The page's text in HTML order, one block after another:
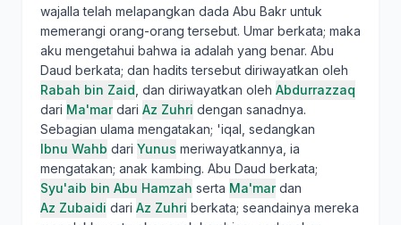
wajalla telah melapangkan dada Abu Bakr untuk
memerangi orang-orang tersebut. Umar berkata; maka
aku mengetahui bahwa ia adalah yang benar. Abu
Daud berkata; dan hadits tersebut diriwayatkan oleh
Rabah bin Zaid , dan diriwayatkan oleh Abdurrazzaq
dari Ma'mardari Az Zuhri dengan sanadnya.
Sebagian ulama mengatakan; 'iqal, sedangkan
Ibnu Wahb dari Yunus meriwayatkannya, ia
mengatakan; anak kambing. Abu Daud berkata;
Syu'aib bin Abu Hamzah serta Ma'mardan
Az Zubaidi dari Az Zuhri berkata; seandainya mereka